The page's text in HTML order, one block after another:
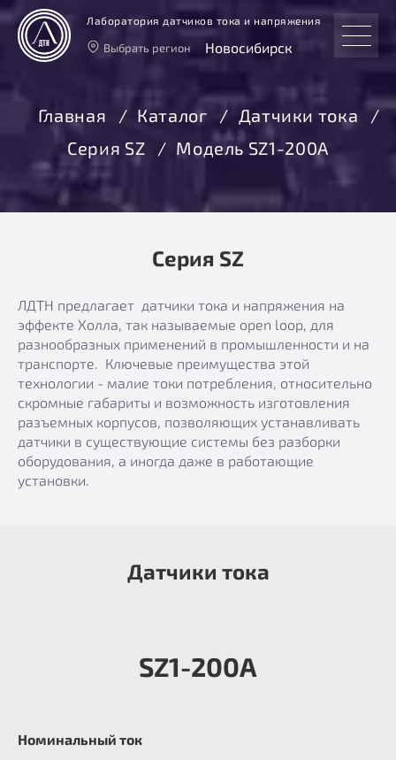
Лаборатория датчиков тока и напряжения
Выбрать регион Новосибирск
Москва
Санкт-Петербург
Екатеринбург
Новосибирск
Главная Каталог
Датчики тока
Серия SZ
Модель SZ1-200А
Серия SZ
ЛДТН предлагает датчики тока и напряжения на
эффекте Холла, так называемые open loop, для
разнообразных применений в промышленности и на
транспорте. Ключевые преимущества этой
технологии - малие токи потребления, относительно
скромные габариты и возможность изготовления
разъемных корпусов, позволяющих устанавливать
датчики в существующие системы без разборки
оборудования, а иногда даже в работающие
установки.
Датчики тока
SZ1-200А
Номинальный ток